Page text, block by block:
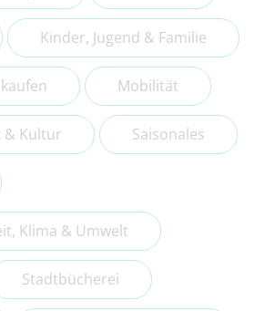
Kinder, Jugend & Familie
Mobilität
& Kultur Saisonales
Klima & Umwelt
Stadtbücherei